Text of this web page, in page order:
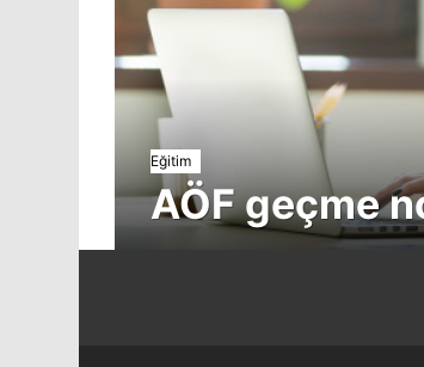
Eğitim
AÖF geçme